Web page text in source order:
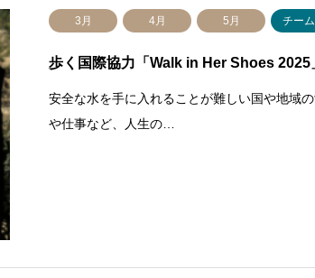
3月 4月 5月 チー
歩く国際協力「Walk in Her Shoes
安全な水を手に入れることが難しい国や地域
や仕事など、人生の…